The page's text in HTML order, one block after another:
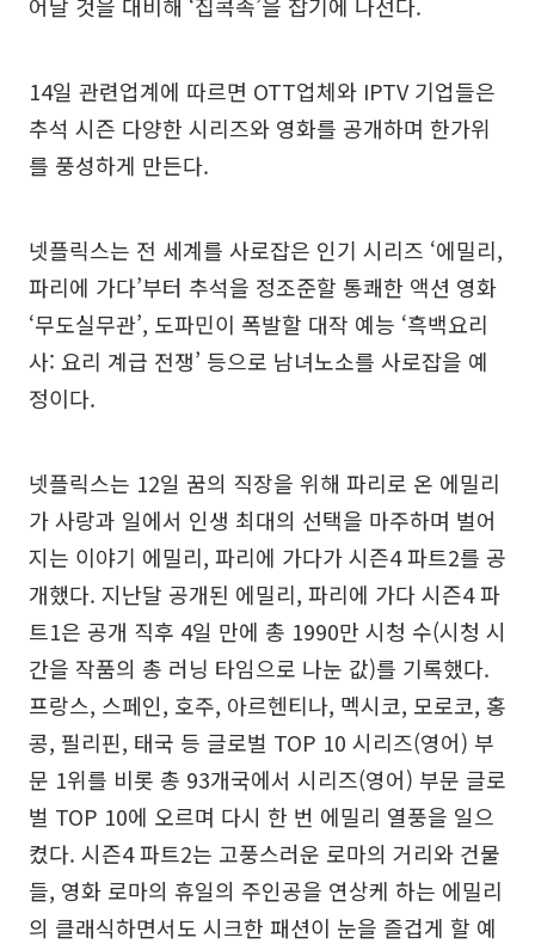
14일 관련업계에 따르면 OTT업체와 IPTV 기업들은
추석 시즌 다양한 시리즈와 영화를 공개하며 한가위
를 풍성하게 만든다.
넷플릭스는 전 세계를 사로잡은 인기 시리즈 ‘에밀리,
파리에 가다’부터 추석을 정조준할 통쾌한 액션 영화
‘무도실무관’, 도파민이 폭발할 대작 예능 ‘흑백요리
사: 요리 계급 전쟁’ 등으로 남녀노소를 사로잡을 예
정이다.
넷플릭스는 12일 꿈의 직장을 위해 파리로 온 에밀리
가 사랑과 일에서 인생 최대의 선택을 마주하며 벌어
지는 이야기 에밀리, 파리에 가다가 시즌4 파트2를 공
개했다. 지난달 공개된 에밀리, 파리에 가다 시즌4 파
트1은 공개 직후 4일 만에 총 1990만 시청 수(시청 시
간을 작품의 총 러닝 타임으로 나눈 값)를 기록했다.
프랑스, 스페인, 호주, 아르헨티나, 멕시코, 모로코, 홍
콩, 필리핀, 태국 등 글로벌 TOP 10 시리즈(영어) 부
문 1위를 비롯 총 93개국에서 시리즈(영어) 부문 글로
벌 TOP 10에 오르며 다시 한 번 에밀리 열풍을 일으
켰다. 시즌4 파트2는 고풍스러운 로마의 거리와 건물
들, 영화 로마의 휴일의 주인공을 연상케 하는 에밀리
의 클래식하면서도 시크한 패션이 눈을 즐겁게 할 예